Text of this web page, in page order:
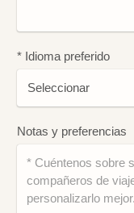
* Idioma preferido
Notas y preferencias